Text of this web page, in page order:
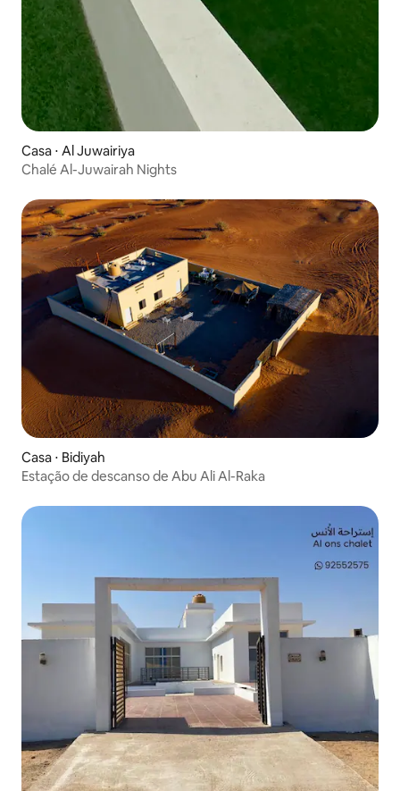
Casa ⋅ Al Juwairiya
Chalé Al-Juwairah Nights
Casa ⋅ Bidiyah
Estação de descanso de Abu Ali Al-Raka